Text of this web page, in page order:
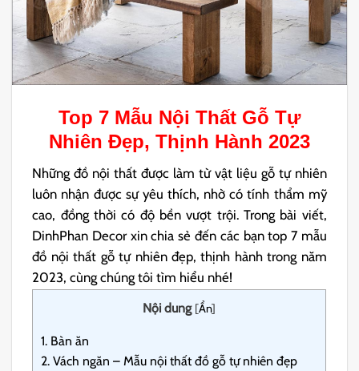
Top 7 Mẫu Nội Thất Gỗ Tự
Nhiên Đẹp, Thịnh Hành 2023
Những đồ nội thất được làm từ vật liệu gỗ tự nhiên
luôn nhận được sự yêu thích, nhờ có tính thẩm mỹ
cao, đồng thời có độ bền vượt trội. Trong bài viết,
DinhPhan Decor xin chia sẻ đến các bạn top 7 mẫu
đồ nội thất gỗ tự nhiên đẹp, thịnh hành trong năm
2023, cùng chúng tôi tìm hiểu nhé!
Nội dung [Ẩn]
1. Bàn ăn
2. Vách ngăn – Mẫu nội thất đồ gỗ tự nhiên đẹp